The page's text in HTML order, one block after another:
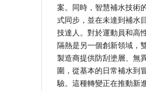
案。同時，智慧補水技術
式同步，並在未達到補水
技達人。對於運動員和高
隔熱是另一個創新領域，
製造商提供防刮塗層、無
圍，從基本的日常補水到
驗。這種轉變正在推動新